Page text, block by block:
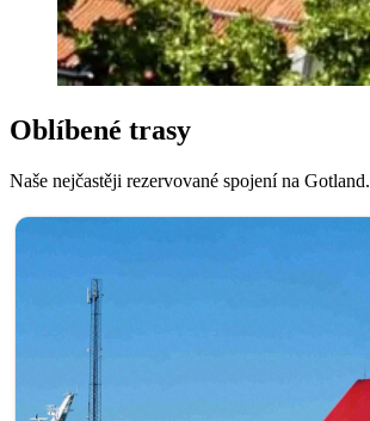
Oblíbené trasy
Naše nejčastěji rezervované spojení na Gotland.